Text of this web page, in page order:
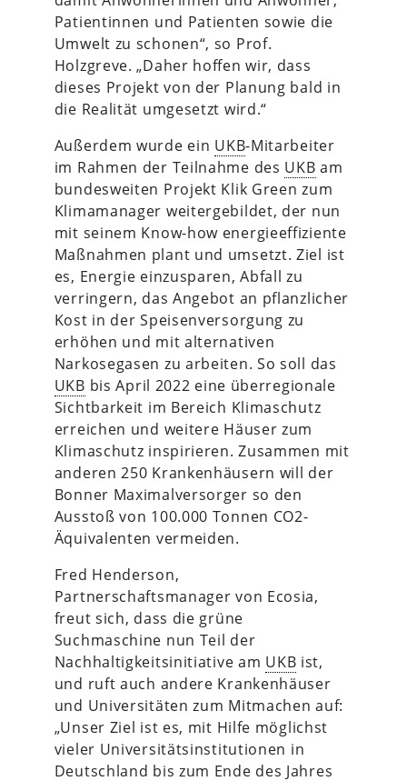
Patientinnen und Patienten sowie die
Umwelt zu schonen“, so Prof.
Holzgreve. „Daher hoffen wir, dass
dieses Projekt von der Planung bald in
die Realität umgesetzt wird.“
Außerdem wurde ein UKB-Mitarbeiter
im Rahmen der Teilnahme des UKB am
bundesweiten Projekt Klik Green zum
Klimamanager weitergebildet, der nun
mit seinem Know-how energieeffiziente
Maßnahmen plant und umsetzt. Ziel ist
es, Energie einzusparen, Abfall zu
verringern, das Angebot an pflanzlicher
Kost in der Speisenversorgung zu
erhöhen und mit alternativen
Narkosegasen zu arbeiten. So soll das
UKB bis April 2022 eine überregionale
Sichtbarkeit im Bereich Klimaschutz
erreichen und weitere Häuser zum
Klimaschutz inspirieren. Zusammen mit
anderen 250 Krankenhäusern will der
Bonner Maximalversorger so den
Ausstoß von 100.000 Tonnen CO2-
Äquivalenten vermeiden.
Fred Henderson,
Partnerschaftsmanager von Ecosia,
freut sich, dass die grüne
Suchmaschine nun Teil der
Nachhaltigkeitsinitiative am UKB ist,
und ruft auch andere Krankenhäuser
und Universitäten zum Mitmachen auf:
„Unser Ziel ist es, mit Hilfe möglichst
vieler Universitätsinstitutionen in
Deutschland bis zum Ende des Jahres